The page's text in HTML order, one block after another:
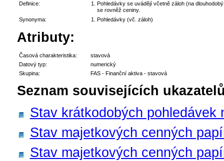
Definice:
Pohledávky se uvádějí včetně záloh (na
se rovněž ceniny.
Synonyma:
Pohledávky (vč. záloh)
Atributy:
Časová charakteristika:
stavová
Datový typ:
numerický
Skupina:
FAS - Finanční aktiva - stavová
Seznam souvisejících
Stav krátkodobých pohledávek
Stav majetkových cenných
Stav majetkových cenných